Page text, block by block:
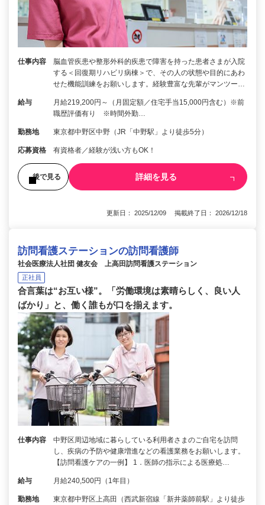
仕事内容
脳⾎管疾患や整形外科的疾患で障害を持った患者さまが入院
する＜回復期リハビリ病棟＞で、その人の状態や目的にあわ
せた機能訓練をお願いします。経験豊富な先輩がマンツー…
給与
月給219,200円～（月固定額／住宅手当15,000円含む）※前
職歴評価有り ※時間外勤…
勤務地 東京都中野区中野（JR「中野駅」より徒歩5分）
応募資格 有資格者／経験が浅い方もOK！
後で見る 詳細を見る
更新日： 2025/12/09 掲載終了日： 2026/12/18
訪問看護ステーションの訪問看護師
社会医療法人社団 健友会 上高田訪問看護ステーション
正社員
合言葉は“お互い様”。「労働環境は素晴らしく、良い人
ばかり」と、働く誰もが口を揃えます。
仕事内容
中野区周辺地域に暮らしている利用者さまのご自宅を訪問
し、疾病の予防や健康増進などの看護業務をお願いします。
【訪問看護ケアの一例】 1．医師の指示による医療処…
給与 月給240,500円（1年目）
勤務地
東京都中野区上高田（西武新宿線「新井薬師前駅」より徒歩